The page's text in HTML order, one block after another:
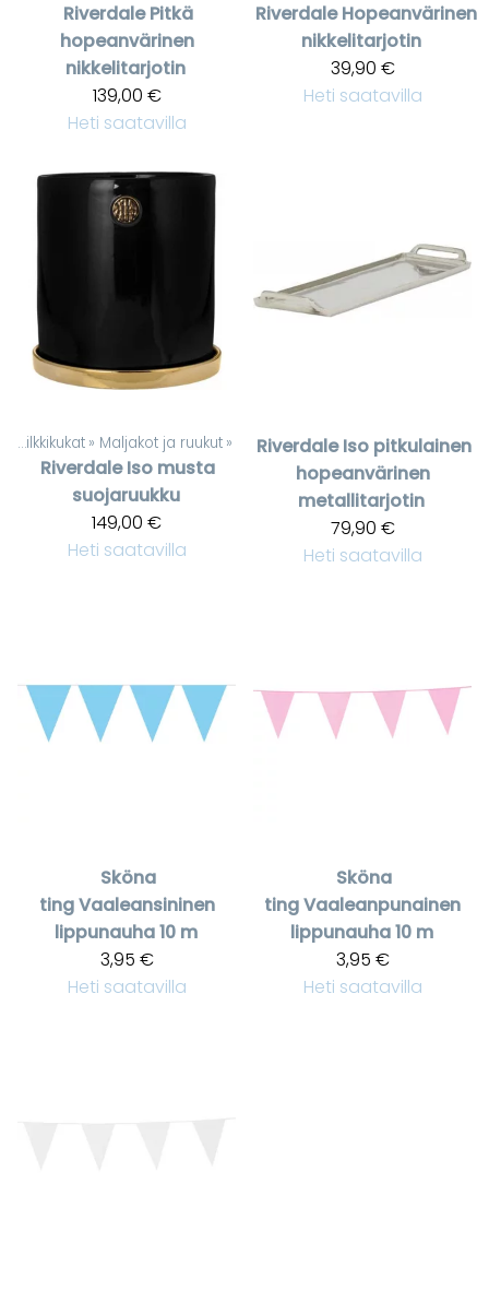
Riverdale Pitkä
hopeanvärinen
nikkelitarjotin
139,00 €
Heti saatavilla
Riverdale Hopeanvärinen
nikkelitarjotin
39,90 €
Heti saatavilla
Silkkikukat ‪» Maljakot ja ruukut ‪»
Riverdale Iso musta
suojaruukku
149,00 €
Heti saatavilla
Riverdale Iso pitkulainen
hopeanvärinen
metallitarjotin
79,90 €
Heti saatavilla
Sköna
tingVaaleansininen
lippunauha 10 m
3,95 €
Heti saatavilla
Sköna
tingVaaleanpunainen
lippunauha 10 m
3,95 €
Heti saatavilla